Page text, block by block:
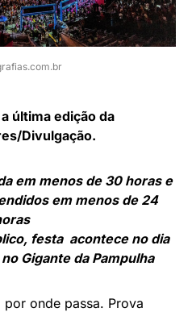
última edição da
Divulgação.
em menos de 30 horas e
em menos de 24
festa acontece no dia
Gigante da Pampulha
onde passa. Prova